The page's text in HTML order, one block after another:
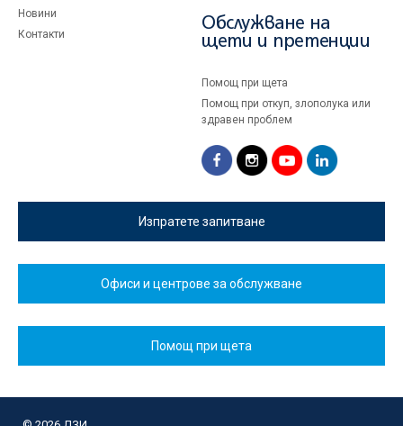
Новини
Контакти
Обслужване на
щети и претенции
Помощ при щета
Помощ при откуп, злополука или
здравен проблем
Изпратете запитване
Офиси и центрове за обслужване
Помощ при щета